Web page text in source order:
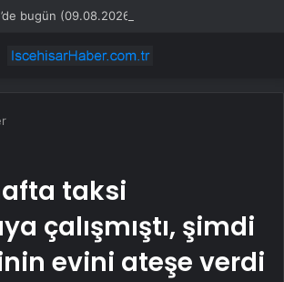
bugün (09.08.2026)
taksi
çalışmıştı, şimdi
evini ateşe verdi